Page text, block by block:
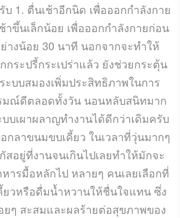
บ 1. ตื่นเช้าอีกนิด เพื่อออกกำลังกาย
าขึ้นเล็กน้อย เพื่อออกกำลังกายก่อน
างน้อย 30 นาที นอกจากจะทำให้
กระปรี้กระเปร่าแล้ว ยังช่วยกระตุ้น
ะบบสมองเพิ่มประสิทธิภาพในการ
มณ์ดีตลอดทั้งวัน นอนหลับสนิทมาก
บเผาผลาญทำงานได้ดีกว่าเดิมครับ
กลาขนมขบเคี้ยว ในเวลาที่วุ่นมากๆ
สอยู่ที่งานจนเกินไปเลยทำให้มักจะ
ารมื้อหลักไป หลายๆ คนเลยเลือกที่
วหรือดื่มน้ำหวานให้ชื่นใจแทน ซึ่ง
ๆ สะสมและผลร้ายต่อสุขภาพของ